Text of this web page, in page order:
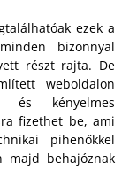
ezek a
bizonnyal
részt rajta. De
weboldalon
és kényelmes
fizethet be, ami
pihenőkkel
majd behajóznak